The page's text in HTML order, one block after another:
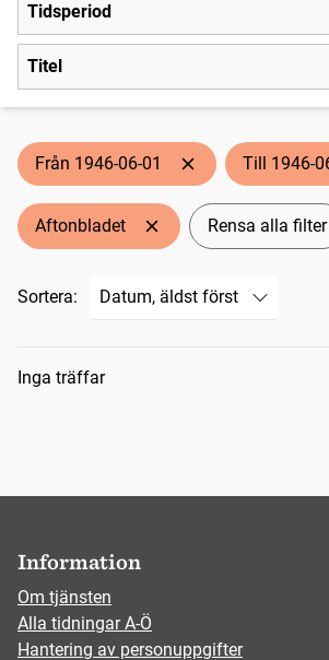
Tidsperiod
Titel
Från 1946-06-01 Till 1946-
Aftonbladet Rensa alla filter
Sortera:
Sökresultat
Inga träffar
Information
Om tjänsten
Alla tidningar A-Ö
Hantering av personuppgifter